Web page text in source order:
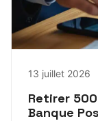
13 juillet 2026
Retirer
Banque